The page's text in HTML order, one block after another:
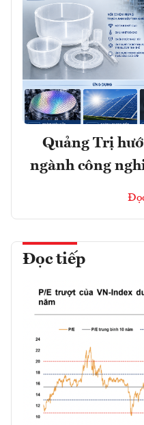
Quảng Trị
ngành công
Đọc tiếp